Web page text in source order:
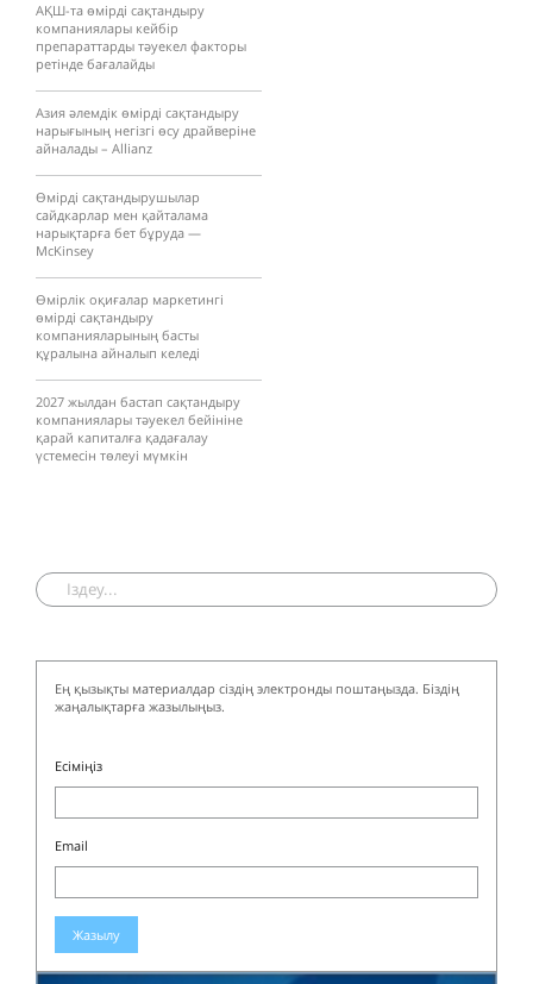
АҚШ-та өмірді сақтандыру
компаниялары кейбір
препараттарды тәуекел факторы
ретінде бағалайды
Азия әлемдік өмірді сақтандыру
нарығының негізгі өсу драйверіне
айналады – Allianz
Өмірді сақтандырушылар
сайдкарлар мен қайталама
нарықтарға бет бұруда —
McKinsey
Өмірлік оқиғалар маркетингі
өмірді сақтандыру
компанияларының басты
құралына айналып келеді
2027 жылдан бастап сақтандыру
компаниялары тәуекел бейініне
қарай капиталға қадағалау
үстемесін төлеуі мүмкін
Ең қызықты материалдар сіздің электронды поштаңызда. Біздің
жаңалықтарға жазылыңыз.
Есіміңіз
Email
Жазылу